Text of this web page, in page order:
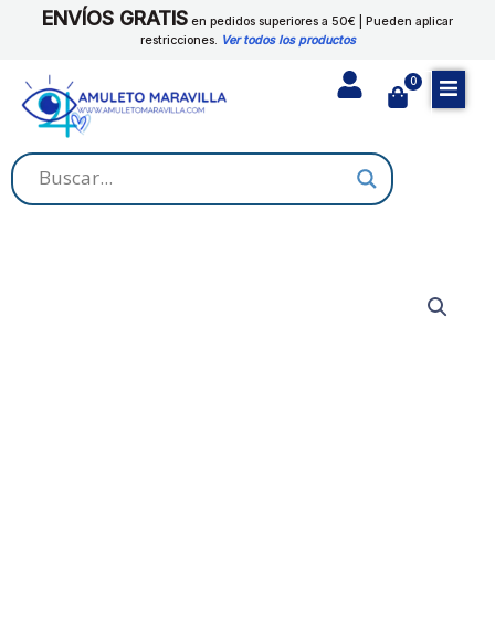
ENVÍOS GRATIS en pedidos superiores a 50€ | Pueden aplicar
restricciones. Ver todos los productos
0
Cart